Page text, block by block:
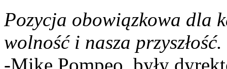
Pozycja obowiązkowa dla
wolność i nasza przyszłość.